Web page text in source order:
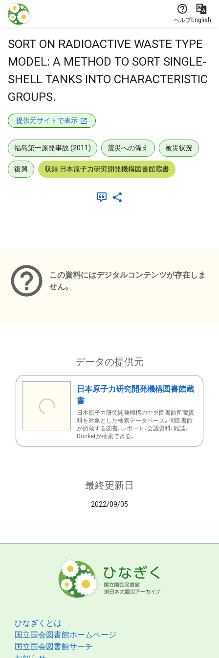
本文に飛ぶ
ヘルプEnglish
SORT ON RADIOACTIVE WASTE TYPE
MODEL: A METHOD TO SORT SINGLE-
SHELL TANKS INTO CHARACTERISTIC
GROUPS.
提供元サイトで表示
福島第一原発事故 (2011) 震災への備え 被災状況
復興 収録:日本原子力研究開発機構図書館蔵書
この資料にはデジタルコンテンツが存在しま
せん。
データの提供元
日本原子力研究開発機構図書館蔵
書
日本原子力研究開発機構の中央図書館所蔵資
料を対象とした検索データベース。同図書館
が所蔵する図書、レポート、会議資料、雑誌、
Docketが検索できる。
最終更新日
2022/09/05
ひなぎくとは
国立国会図書館ホームページ
国立国会図書館サーチ